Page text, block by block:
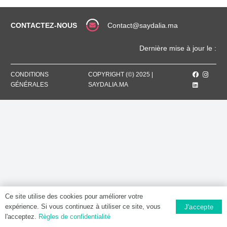
MG
CONTACTEZ-NOUS Contact@saydalia.ma
Dernière mise à jour le :
CONDITIONS
GÉNÉRALES
COPYRIGHT (©) 2025 |
SAYDALIA.MA
Ce site utilise des cookies pour améliorer votre
expérience. Si vous continuez à utiliser ce site, vous
l'acceptez. Règles de confidentialité
J'accepte